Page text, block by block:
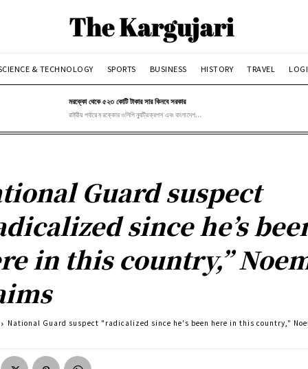
& TECHNOLOGY SPORTS BUSINESS HISTORY TRAVEL
মরক্কো থেকে ৫২৩ কোটি টাকার সার কিনবে সরকার
রাষ্ট্রীয় পর্যায়ে মরক্কোর ওসিপি ন্যুট্রিক্রপস এবং বাংলাদেশ...
Guard suspect
since he’s
in this country,”
National Guard suspect "radicalized since he's been here in this country,"